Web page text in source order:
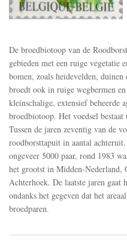
De broedbiotoop van de
gebieden met een ruige vegetatie
bomen, zoals heidevelden,
broedt ook in ruige wegbermen
kleinschalige, extensief beheerde
broedbiotoop. Het voedsel
Tussen de jaren zeventig van de
roodborsttapuit in aantal
ongeveer 5000 paar, rond 1983
het grootst in Midden-Nederland,
Achterhoek. De laatste jaren gaat
ondanks het gegeven dat het
broedparen.